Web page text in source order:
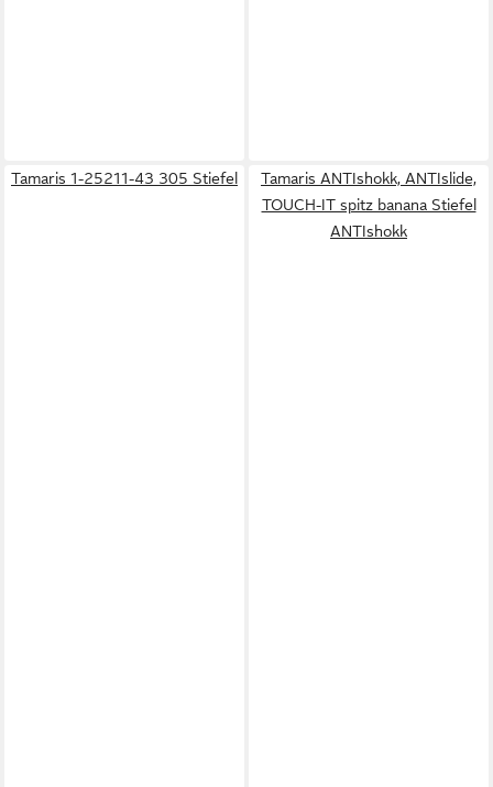
Tamaris 1-25211-43 305 Stiefel
Tamaris ANTIshokk, ANTIslide,
TOUCH-IT spitz banana Stiefel
ANTIshokk